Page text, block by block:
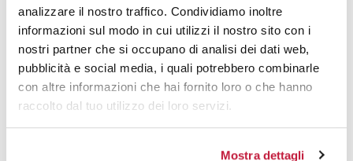
analizzare il nostro traffico. Condividiamo inoltre
informazioni sul modo in cui utilizzi il nostro sito con i
nostri partner che si occupano di analisi dei dati web,
pubblicità e social media, i quali potrebbero combinarle
con altre informazioni che hai fornito loro o che hanno
raccolto dal tuo utilizzo dei loro servizi.
Mostra dettagli
7000 € 0,67 € 0,99
8000 € 0,66 € 0,96
€ 0,64
Tecniche di stampa